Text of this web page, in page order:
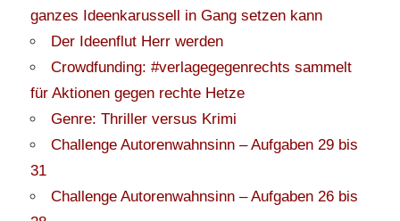
ganzes Ideenkarussell in Gang setzen kann
Der Ideenflut Herr werden
Crowdfunding: #verlagegegenrechts sammelt
für Aktionen gegen rechte Hetze
Genre: Thriller versus Krimi
Challenge Autorenwahnsinn – Aufgaben 29 bis
31
Challenge Autorenwahnsinn – Aufgaben 26 bis